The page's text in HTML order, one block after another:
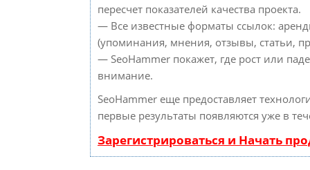
пересчет показателей качества проекта.
— Все известные форматы ссылок:
(упоминания, мнения, отзывы, статьи,
— SeoHammer покажет, где рост или
внимание.
SeoHammer еще предоставляет
первые результаты появляются уже в
Зарегистрироваться и Начать